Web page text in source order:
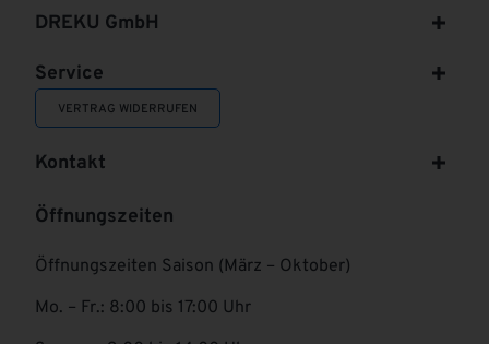
DREKU GmbH
Service
VERTRAG WIDERRUFEN
Kontakt
Öffnungszeiten
Öffnungszeiten Saison (März – Oktober)
Mo. – Fr.: 8:00 bis 17:00 Uhr